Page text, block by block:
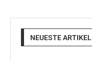
NEUESTE ARTIKEL